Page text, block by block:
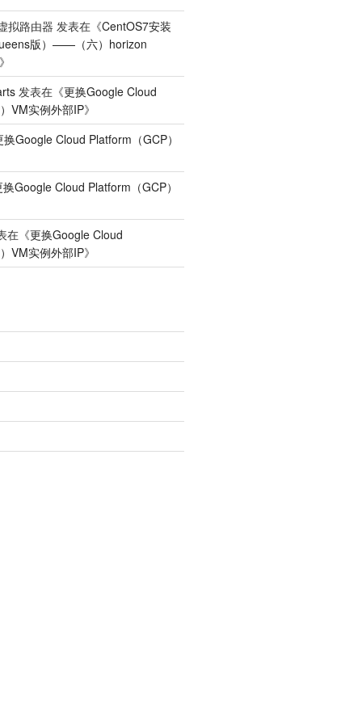
internal http://controller-01:8776/v2/
admin http://controller-01:8776/v2/
拟路由器 发表在《CentOS7安装
版）——（六）horizon
》
发表在《更换Google Cloud
VM实例外部IP》
换Google Cloud Platform（GCP）
换Google Cloud Platform（GCP）
在《更换Google Cloud
VM实例外部IP》